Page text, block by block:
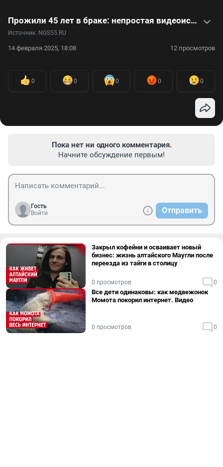
Прожили 45 лет в браке: непростая видеоистория любви
Источник: NGS55.RU
14 февраля 2025, 18:08 12 просмотров
0 0 0 0 0
Пока нет ни одного комментария.
Начните обсуждение первым!
Гость
Войти
Отправить
Закрыл кофейни и осваивает новый
бизнес: жизнь алтайского Маугли после
переезда из тайги в столицу
0 просмотров 0
Все дети одинаковы: как медвежонок
Момота покорил интернет. Видео
0 просмотров 0